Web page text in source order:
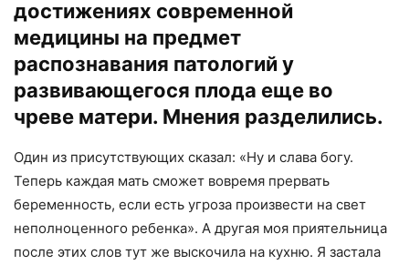
достижениях современной
медицины на предмет
распознавания патологий у
развивающегося плода еще во
чреве матери. Мнения разделились.
Один из присутствующих сказал: «Ну и слава богу.
Теперь каждая мать сможет вовремя прервать
беременность, если есть угроза произвести на свет
неполноценного ребенка». А другая моя приятельница
после этих слов тут же выскочила на кухню. Я застала